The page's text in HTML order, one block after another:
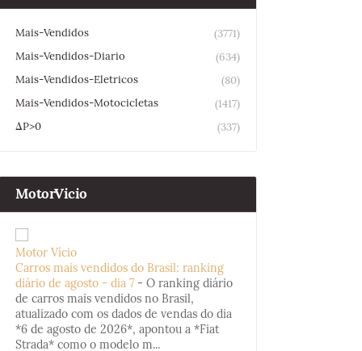
Mais-Vendidos
(3771)
Mais-Vendidos-Diario
(634)
Mais-Vendidos-Eletricos
(80)
Mais-Vendidos-Motocicletas
(1417)
ΔP>0
(337)
MotorVicio
Motor Vício
Carros mais vendidos do Brasil: ranking
diário de agosto - dia 7 - O ranking diário
de carros mais vendidos no Brasil,
atualizado com os dados de vendas do dia
*6 de agosto de 2026*, apontou a *Fiat
Strada* como o modelo m...